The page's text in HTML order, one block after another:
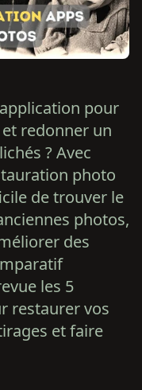
pour
redonner un
? Avec
photo
de trouver le
photos,
des
les 5
restaurer vos
et faire